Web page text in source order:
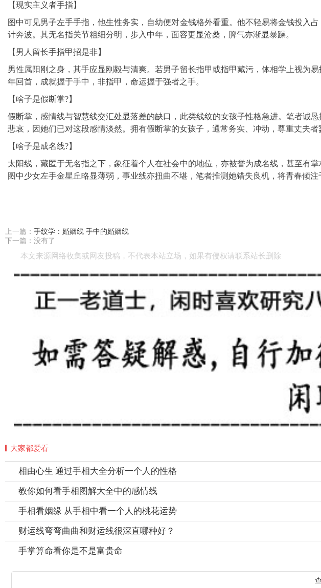
【现实主义者手指】
图中可见男子左手手指，他生性务实，自幼便对金钱格外看重。他不轻易将金钱投入
计奔波。其无名指关节粗细分明，步入中年，面容更显沧桑，脾气亦渐显暴躁。
【男人留长手指甲招是非】
男性属阳刚之身，其手应显刚毅与清爽。若男子留长指甲或指甲藏污，体相学上视为
年回首，成就握于手中，非指甲，命运握于强者之手。
【啥子是假断掌?】
假断掌，感情线与智慧线交汇处显落差的缺口，此类线纹的女孩子性格急进。笔者诚
悲哀，因她们已对这段感情淡然。拥有假断掌的女孩子，通常务实、冲动，尊重丈夫者
【啥子是成名线?】
太阳线，藏匿于无名指之下，象征着个人在社会中的地位，亦被誉为成名线，甚至有
图中少女左手金星丘略显薄弱，事业线亦扭曲不堪，笔者推测她错失良机，将青春倾注
上一篇： 手纹学：婚姻线 手中的婚姻线
下一篇：没有了
本文来源网络收集或网友投稿，不代表本站立场，如果有侵权请联系站长删除
大家都爱看
相由心生 通过手相大全分析一个人的性格
教你如何看手相图解大全中的感情线
手相看姻缘 从手相中看一个人的桃花运势
财运线弯弯曲曲和财运线很深直哪种好？
手掌算命看你是不是富贵命